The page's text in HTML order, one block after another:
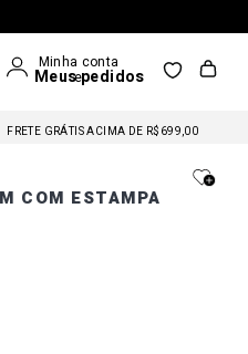
FRETE GRÁTIS ACIMA DE R$699,00
NAS COMPRAS A PARTIR DE R$699
FRETE GRÁTIS ACIMA DE R$699,00
COM ESTAMPA